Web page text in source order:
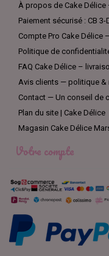
À propos de Cake Délice
Paiement sécurisé : CB 3-
Compte Pro Cake Délice
Politique de
FAQ Cake Délice –
Avis clients — politique &
Contact — Un conseil de
Plan du site | Cake Délice
Magasin Cake Délice
Votre compte